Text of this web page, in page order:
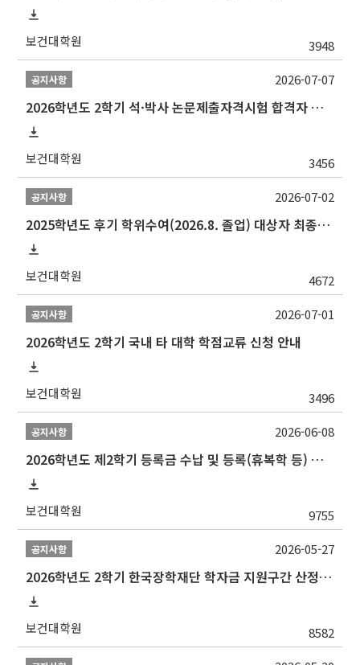
보건대학원 3948
공지사항
2026학년도 2학기 석·박사 논문제출자격시험 합격자 공고(TSQ Exam Result)
보건대학원 3456
2026-07-07
공지사항
2025학년도 후기 학위수여(2026.8. 졸업) 대상자 최종인준 논문 제출 안내
보건대학원 4672
2026-07-02
공지사항
2026학년도 2학기 국내 타 대학 학점교류 신청 안내
보건대학원 3496
2026-07-01
공지사항
2026학년도 제2학기 등록금 수납 및 등록(휴복학 등) 일정 안내
보건대학원 9755
2026-06-08
공지사항
2026학년도 2학기 한국장학재단 학자금 지원구간 산정 신청 안내
보건대학원 8582
2026-05-27